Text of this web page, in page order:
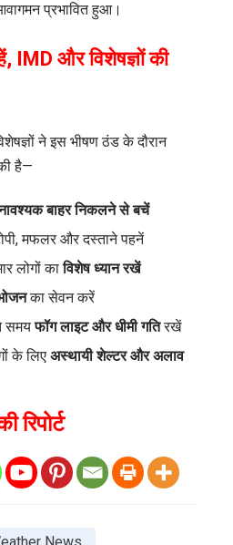
प्रभावित हुआ।
और विशेषज्ञों की
ने इस भीषण ठंड के दौरान
है—
बाहर निकलने से बचें
मफलर और दस्ताने पहनें
लोगों काविशेष ध्यान रखें
का सेवन करें
समयफॉग लाइट और धीमी गतिरखें
के लिए अस्थायी शेल्टर और अलाव
रिपोर्ट